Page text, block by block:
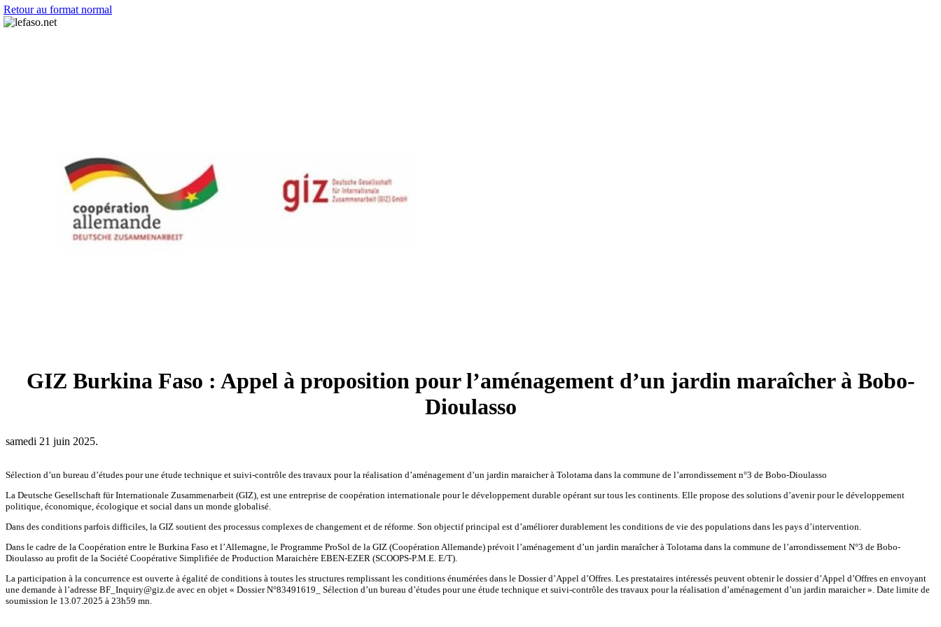
Retour au format normal
GIZ Burkina Faso : Appel à proposition pour l’aménagement d’un jardin maraîcher à Bobo-
Dioulasso
samedi 21 juin 2025.
Sélection d’un bureau d’études pour une étude technique et suivi-contrôle des travaux pour la réalisation d’aménagement d’un jardin maraicher à Tolotama dans la commune de l’arrondissement n°3 de Bobo-Dioulasso
La Deutsche Gesellschaft für Internationale Zusammenarbeit (GIZ), est une entreprise de coopération internationale pour le développement durable opérant sur tous les continents. Elle propose des solutions d’avenir pour le développement
politique, économique, écologique et social dans un monde globalisé.
Dans des conditions parfois difficiles, la GIZ soutient des processus complexes de changement et de réforme. Son objectif principal est d’améliorer durablement les conditions de vie des populations dans les pays d’intervention.
Dans le cadre de la Coopération entre le Burkina Faso et l’Allemagne, le Programme ProSol de la GIZ (Coopération Allemande) prévoit l’aménagement d’un jardin maraîcher à Tolotama dans la commune de l’arrondissement N°3 de Bobo-
Dioulasso au profit de la Société Coopérative Simplifiée de Production Maraichère EBEN-EZER (SCOOPS-P.M.E. E/T).
La participation à la concurrence est ouverte à égalité de conditions à toutes les structures remplissant les conditions énumérées dans le Dossier d’Appel d’Offres. Les prestataires intéressés peuvent obtenir le dossier d’Appel d’Offres en envoyant
une demande à l’adresse BF_Inquiry@giz.de avec en objet « Dossier N°83491619_ Sélection d’un bureau d’études pour une étude technique et suivi-contrôle des travaux pour la réalisation d’aménagement d’un jardin maraicher ». Date limite de
soumission le 13.07.2025 à 23h59 mn.